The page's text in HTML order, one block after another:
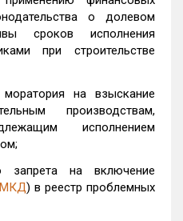
о долевом
сроков исполнения
при строительстве
на взыскание
производствам,
исполнением
запрета на включение
МКД) в реестр проблемных